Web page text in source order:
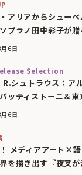
アリアからシュー
プラノ田中彩子が
6日
Selection
R.シュトラウス：ア
ッティストーニ＆
6日
メディアアート×
を描き出す『夜叉が